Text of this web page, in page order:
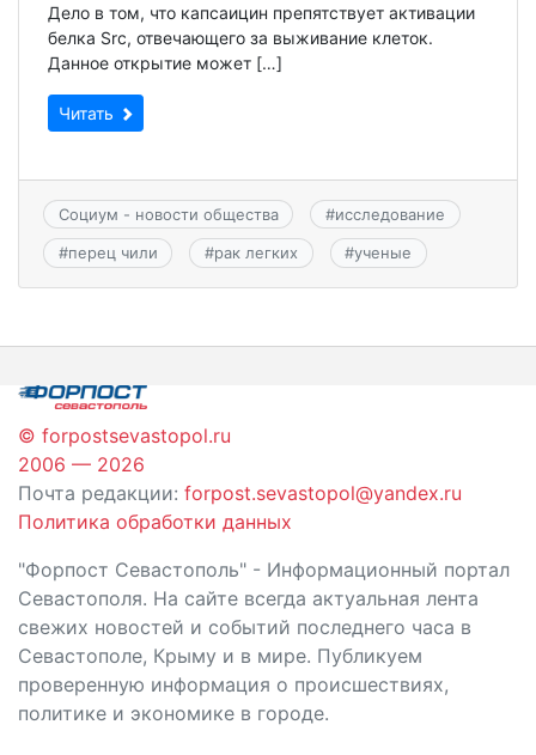
Дело в том, что капсаицин препятствует активации
белка Src, отвечающего за выживание клеток.
Данное открытие может […]
Читать
Социум - новости общества #исследование
#перец чили #рак легких #ученые
© forpostsevastopol.ru
2006 — 2026
Почта редакции: forpost.sevastopol@yandex.ru
Политика обработки данных
"Форпост Севастополь" - Информационный портал
Севастополя. На сайте всегда актуальная лента
свежих новостей и событий последнего часа в
Севастополе, Крыму и в мире. Публикуем
проверенную информация о происшествиях,
политике и экономике в городе.